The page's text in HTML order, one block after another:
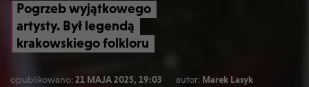
Pogrzeb wyjątkowego
artysty. Był legendą
krakowskiego folkloru
opublikowano:21 MAJA 2025, 19:03 autor: Marek Lasyk